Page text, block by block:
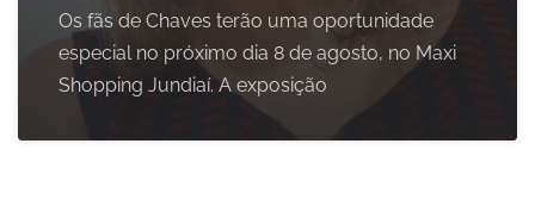
Os fãs de Chaves terão uma oportunidade
especial no próximo dia 8 de agosto, no Maxi
Shopping Jundiaí. A exposição